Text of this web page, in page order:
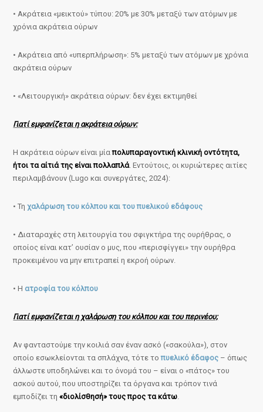
• Ακράτεια «μεικτού» τύπου: 20% με 30% μεταξύ των ατόμων με
χρόνια ακράτεια ούρων
• Ακράτεια από «υπερπλήρωση»: 5% μεταξύ των ατόμων με χρόνια
ακράτεια ούρων
• «Λειτουργική» ακράτεια ούρων: δεν έχει εκτιμηθεί
Γιατί εμφανίζεται η ακράτεια ούρων:
Η ακράτεια ούρων είναι μίαπολυπαραγοντική κλινική οντότητα,
ήτοι τα αίτιά της είναι πολλαπλά. Εντούτοις, οι κυριώτερες αιτίες
περιλαμβάνουν (Lugo και συνεργάτες, 2024):
• Τηχαλάρωση του κόλπου και του πυελικού εδάφους
• Διαταραχές στη λειτουργία του σφιγκτήρα της ουρήθρας, ο
οποίος είναι κατ’ ουσίαν ο μυς, που «περισφίγγει» την ουρήθρα
προκειμένου να μην επιτραπεί η εκροή ούρων.
• Η ατροφία του κόλπου
Γιατί εμφανίζεται η χαλάρωση του κόλπου και του περινέου;
Αν φανταστούμε την κοιλιά σαν έναν ασκό («σακούλα»), στον
οποίο εσωκλείονται τα σπλάχνα, τότε τοπυελικό έδαφος – όπως
άλλωστε υποδηλώνει και το όνομά του – είναι ο «πάτος» του
ασκού αυτού, που υποστηρίζει τα όργανα και τρόπον τινά
εμποδίζει τη«διολίσθησή» τους προς τα κάτω.